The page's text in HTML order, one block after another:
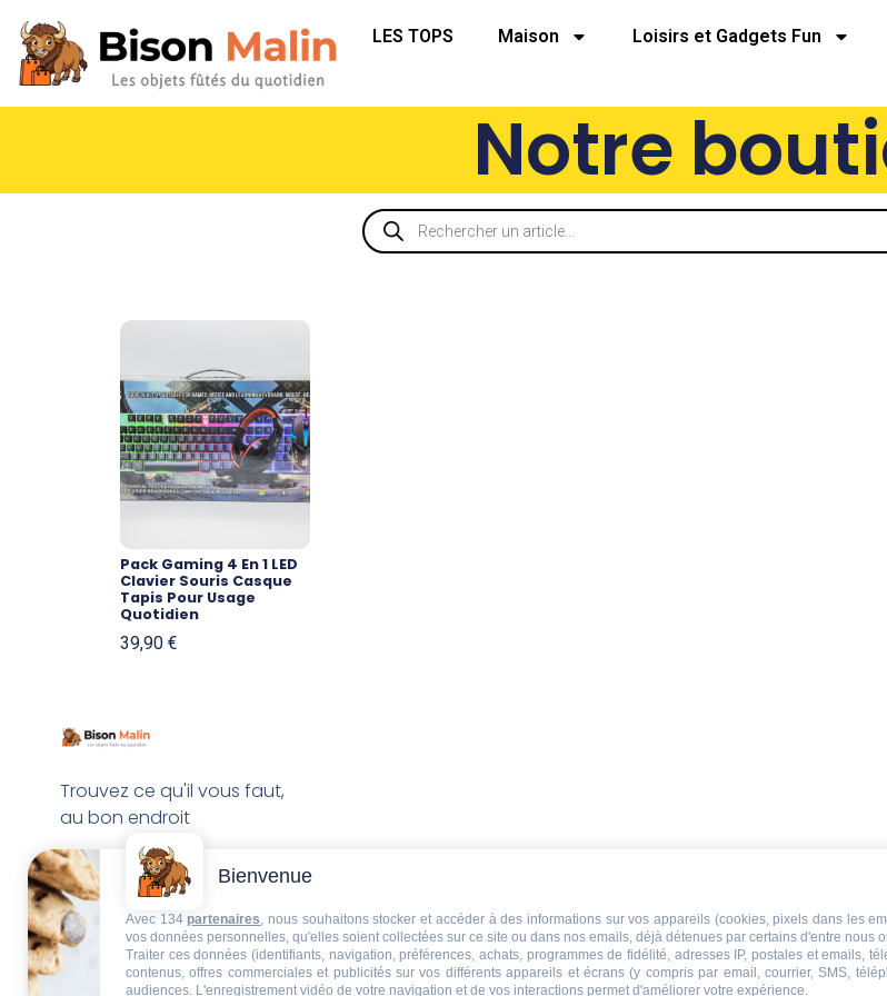
LES TOPS Maison Loisirs et Gadgets Fun
Notre
Pack Gaming 4 En 1 LED
Clavier Souris Casque
Tapis Pour Usage
Quotidien
39,90 €
Trouvez ce qu'il vous faut,
au bon endroit
Bienvenue
Avec 134 partenaires, nous souhaitons stocker et accéder à des informations sur vos appareils (cookies, pixels dans les
vos données personnelles, qu'elles soient collectées sur ce site ou dans nos emails, déjà détenues par certains d'entre nous
Traiter ces données (identifiants, navigation, préférences, achats, programmes de fidélité, adresses IP, postales et emails,
contenus, offres commerciales et publicités sur vos différents appareils et écrans (y compris par email, courrier, SMS,
audiences. L'enregistrement vidéo de votre navigation et de vos interactions permet d'améliorer votre expérience.